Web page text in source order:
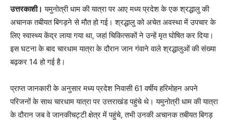
उत्तरकाशी। यमुनोत्री धाम की यात्रा पर आए मध्य प्रदेश के एक श्रद्धालु की
अचानक तबीयत बिगड़ने से मौत हो गई। श्रद्धालु को अचेत अवस्था में उपचार के
लिए स्वास्थ्य केंद्र लाया गया था, जहां चिकित्सकों ने उन्हें मृत घोषित कर दिया।
इस घटना के बाद चारधाम यात्रा के दौरान जान गंवाने वाले श्रद्धालुओं की संख्या
बढ़कर 14 हो गई है।
प्राप्त जानकारी के अनुसार मध्य प्रदेश निवासी 61 वर्षीय हरिमोहन अपने
परिजनों के साथ चारधाम यात्रा पर उत्तराखंड पहुंचे थे। यमुनोत्री धाम की यात्रा
के दौरान जब वे जानकीचट्टी क्षेत्र में पहुंचे, तभी उनकी अचानक तबीयत बिगड़